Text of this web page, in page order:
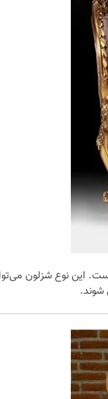
این نوع شزلون
شوند.